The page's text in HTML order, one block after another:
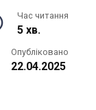
Час читання
5 хв.
Опубліковано
22.04.2025